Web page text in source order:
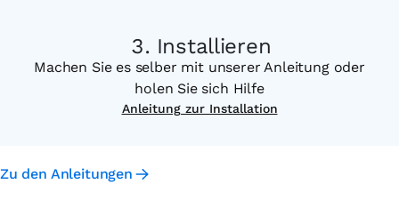
Installieren
Machen Sie es selber mit unserer Anleitung oder
holen Sie sich Hilfe
Anleitung zur Installation
Zu den Anleitungen